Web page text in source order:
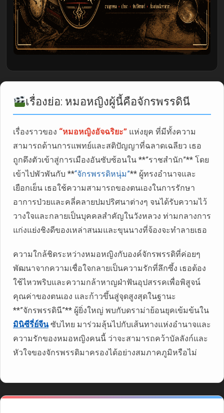
เรื่องย่อ: หมอหญิงผู้นี้คือจักรพรรดินี
เรื่องราวของ “หมอหญิงอัจฉริยะ” แห่งยุค ที่มีทั้งความ
สามารถด้านการแพทย์และสติปัญญาที่ฉลาดเฉลียว เธอ
ถูกดึงตัวเข้าสู่การเมืองอันซับซ้อนใน **”ราชสำนัก”** โดย
เข้าไปพัวพันกับ **“จักรพรรดิหนุ่ม”** ผู้ทรงอำนาจและ
เยือกเย็น เธอใช้ความสามารถของตนเองในการรักษา
อาการป่วยและคลี่คลายปมปริศนาต่างๆ จนได้รับความไว้
วางใจและกลายเป็นบุคคลสำคัญในวังหลวง ท่ามกลางการ
แก่งแย่งชิงดีของเหล่าสนมและขุนนางที่จ้องจะทำลายเธอ
ความใกล้ชิดระหว่างหมอหญิงกับองค์จักรพรรดิที่ค่อยๆ
พัฒนาจากความเชื่อใจกลายเป็นความรักที่ลึกซึ้ง เธอต้อง
ใช้ไหวพริบและความกล้าหาญฝ่าฟันอุปสรรคเพื่อพิสูจน์
คุณค่าของตนเอง และก้าวขึ้นสู่จุดสูงสุดในฐานะ
**”จักรพรรดินี”** ผู้ยิ่งใหญ่ พบกับดราม่าย้อนยุคเข้มข้นใน
มินิซีรี่ย์จีนซับไทย มาร่วมลุ้นไปกับเส้นทางแห่งอำนาจและ
ความรักของหมอหญิงคนนี้ ว่าจะสามารถคว้าบัลลังก์และ
หัวใจของจักรพรรดิมาครองได้อย่างสมภาคภูมิหรือไม่